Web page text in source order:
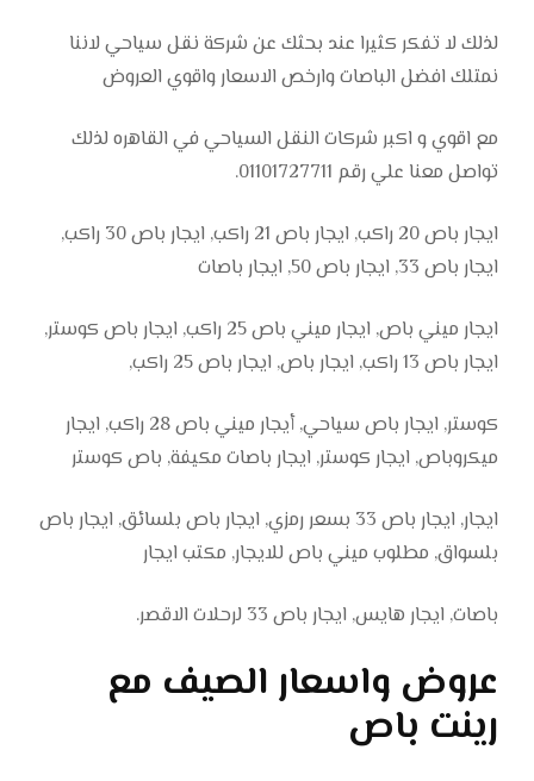
لذلك لا تفكر كثيرا عند بحثك عن شركة نقل سياحي لاننا
نمتلك افضل الباصات وارخص الاسعار واقوي العروض
مع اقوي و اكبر شركات النقل السياحي في القاهره لذلك
تواصل معنا علي رقم 01101727711.
ايجار باص 20 راكب, ايجار باص 21 راكب, ايجار باص 30 راكب,
ايجار باص 33, ايجار باص 50, ايجار باصات
ايجار ميني باص, ايجار ميني باص 25 راكب, ايجار باص كوستر,
ايجار باص 13 راكب, ايجار باص, ايجار باص 25 راكب,
كوستر, ايجار باص سياحي, أيجار ميني باص 28 راكب, ايجار
ميكروباص, ايجار كوستر, ايجار باصات مكيفة, باص كوستر
ايجار, ايجار باص 33 بسعر رمزي, ايجار باص بلسائق, ايجار باص
بلسواق, مطلوب ميني باص للايجار, مكتب ايجار
باصات, ايجار هايس, ايجار باص 33 لرحلات الاقصر.
عروض واسعار الصيف مع
رينت باص